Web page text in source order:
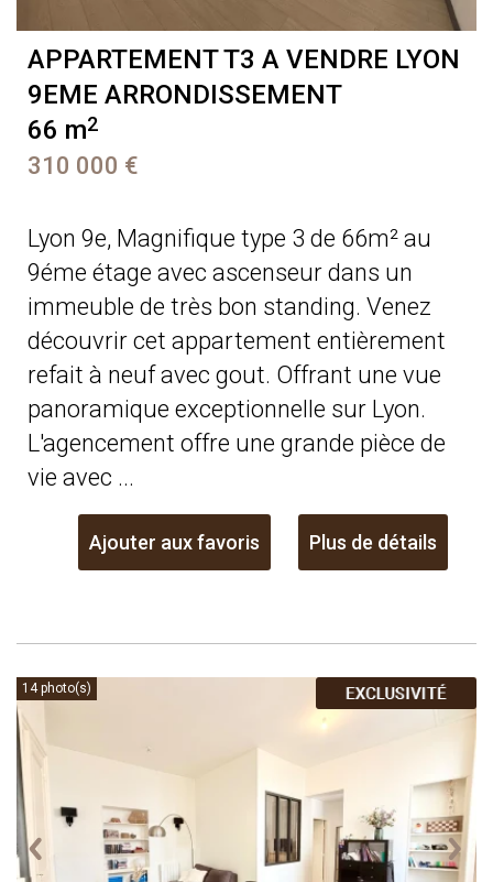
APPARTEMENT T3 A VENDRE LYON
9EME ARRONDISSEMENT
66 m2
310 000 €
Lyon 9e, Magnifique type 3 de 66m² au
9éme étage avec ascenseur dans un
immeuble de très bon standing. Venez
découvrir cet appartement entièrement
refait à neuf avec gout. Offrant une vue
panoramique exceptionnelle sur Lyon.
L'agencement offre une grande pièce de
vie avec ...
Ajouter aux favoris Plus de détails
14 photo(s)